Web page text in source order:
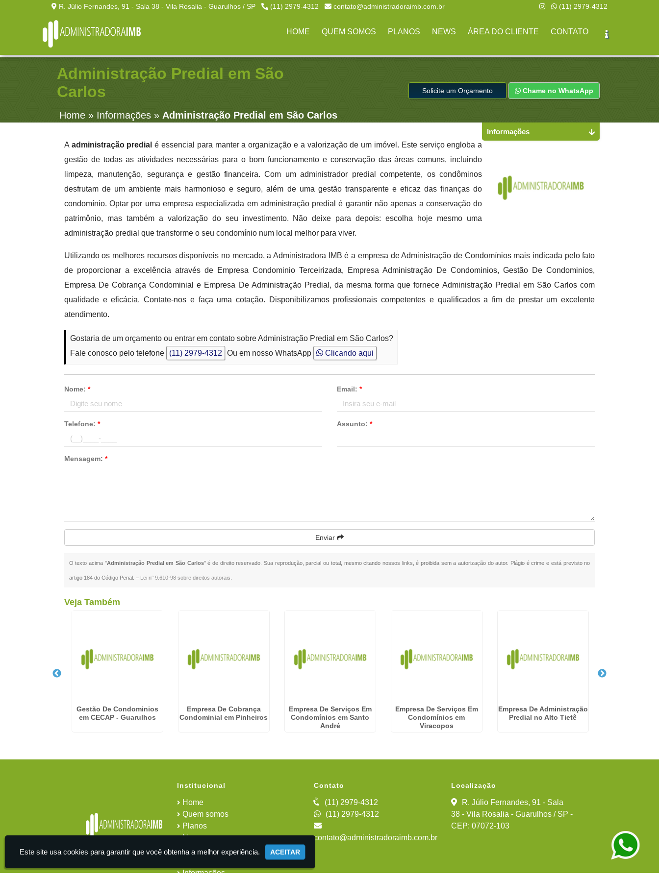
R. Júlio Fernandes, 91 - Sala 38 - Vila Rosalia - Guarulhos / SP (11) 2979-4312 contato@administradoraimb.com.br (11) 2979-4312
HOME QUEM SOMOS PLANOS NEWS ÁREA DO CLIENTE CONTATO
Administração Predial em São
Carlos
Home» Informações » Administração Predial em São Carlos
Solicite um Orçamento Chame no WhatsApp
A administração predial é essencial para manter a organização e a valorização de um imóvel. Este serviço engloba a
gestão de todas as atividades necessárias para o bom funcionamento e conservação das áreas comuns, incluindo
limpeza, manutenção, segurança e gestão financeira. Com um administrador predial competente, os condôminos
desfrutam de um ambiente mais harmonioso e seguro, além de uma gestão transparente e eficaz das finanças do
condomínio. Optar por uma empresa especializada em administração predial é garantir não apenas a conservação do
patrimônio, mas também a valorização do seu investimento. Não deixe para depois: escolha hoje mesmo uma
administração predial que transforme o seu condomínio num local melhor para viver.
Utilizando os melhores recursos disponíveis no mercado, a Administradora IMB é a empresa de Administração de Condomínios mais indicada pelo fato
de proporcionar a excelência através de Empresa Condominio Terceirizada, Empresa Administração De Condominios, Gestão De Condominios,
Empresa De Cobrança Condominial e Empresa De Administração Predial, da mesma forma que fornece Administração Predial em São Carlos com
qualidade e eficácia. Contate-nos e faça uma cotação. Disponibilizamos profissionais competentes e qualificados a fim de prestar um excelente
atendimento.
Gostaria de um orçamento ou entrar em contato sobre Administração Predial em São Carlos?
Fale conosco pelo telefone
(11) 2979-4312 Ou em nosso WhatsApp Clicando aqui
Nome: * Email: *
Telefone: * Assunto: *
Mensagem: *
Enviar
O texto acima "Administração Predial em São Carlos" é de direito reservado. Sua reprodução, parcial ou total, mesmo citando nossos links, é proibida sem a autorização do autor. Plágio é crime e está previsto no
artigo 184 do Código Penal. – Lei n° 9.610-98 sobre direitos autorais
Informações
Veja Também
Gestão De Condominios
em CECAP - Guarulhos
Empresa De Cobrança
Condominial em Pinheiros
Empresa De Serviços Em
Condomínios em Santo
André
Empresa De Serviços Em
Condomínios em
Viracopos
Empresa De Administração
Predial no Alto Tietê
Institucional
Home
Quem somos
Planos
News
Área do cliente
Informações
Contato
(11) 2979-4312
(11) 2979-4312
contato@administradoraimb.com.br
Localização
R. Júlio Fernandes, 91 - Sala
38 - Vila Rosalia - Guarulhos / SP -
CEP: 07072-103
Este site usa cookies para garantir que você obtenha a melhor experiência. ACEITAR